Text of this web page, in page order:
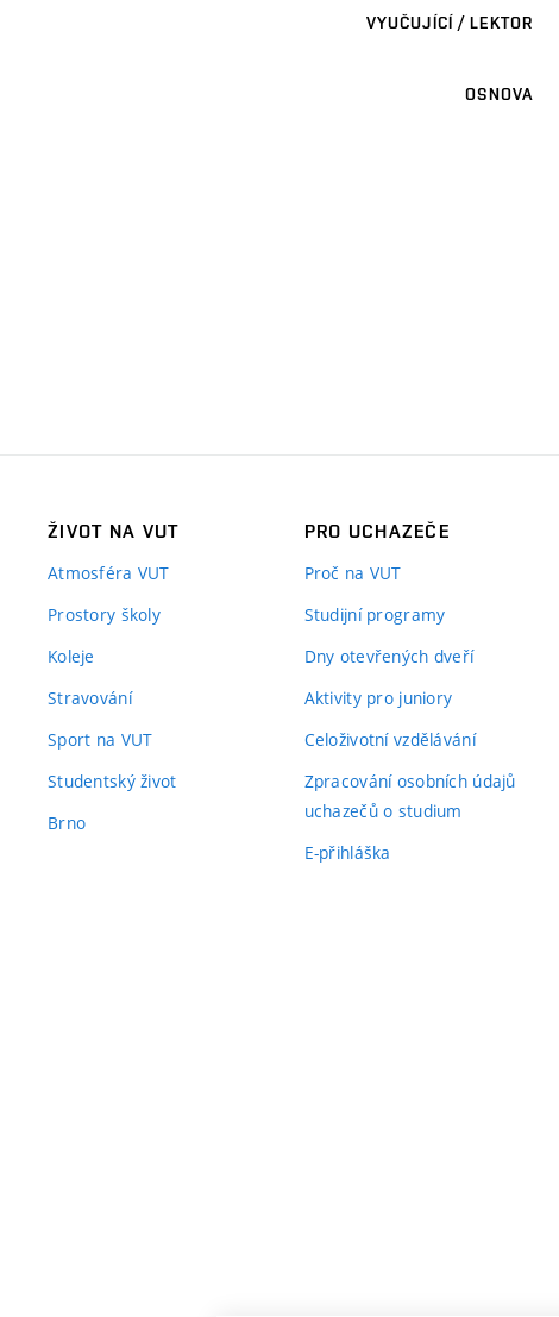
VYUČUJÍCÍ / LEKTOR
OSNOVA
ŽIVOT NA VUT
Atmosféra VUT
Prostory školy
Koleje
Stravování
Sport na VUT
Studentský život
Brno
PRO UCHAZEČE
Proč na VUT
Studijní programy
Dny otevřených dveří
Aktivity pro juniory
Celoživotní vzdělávání
Zpracování osobních údajů
uchazečů o studium
E-přihláška